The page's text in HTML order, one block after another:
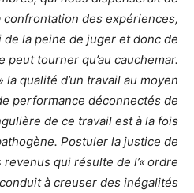
des expériences,
la peine de juger et donc de
peut tourner qu’au cauchemar.
la qualité d’un travail au moyen
performance déconnectés de
de ce travail est à la fois
Postuler la justice de
qui résulte de l’« ordre
à creuser des inégalités